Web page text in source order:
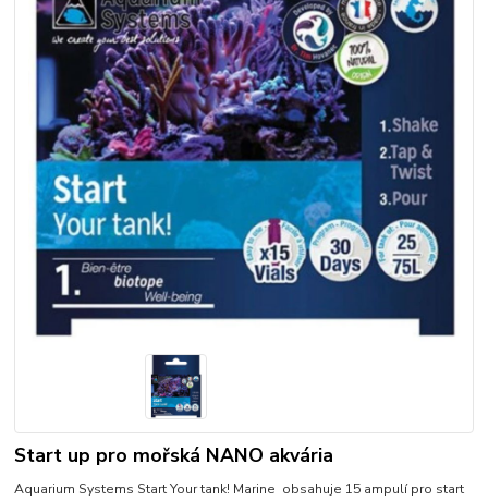
Start up pro mořská NANO akvária
Aquarium Systems Start Your tank! Marine obsahuje 15 ampulí pro start